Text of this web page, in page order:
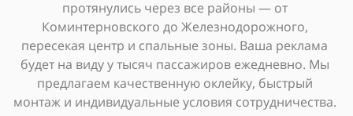
протянулись через все районы — от
Коминтерновского до Железнодорожного,
пересекая центр и спальные зоны. Ваша реклама
будет на виду у тысяч пассажиров ежедневно. Мы
предлагаем качественную оклейку, быстрый
монтаж и индивидуальные условия сотрудничества.